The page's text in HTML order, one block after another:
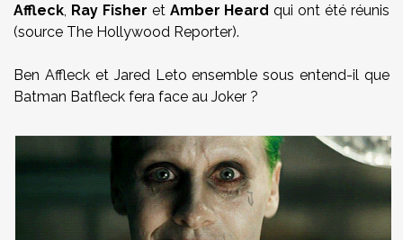
Affleck Ray Fisher et Amber Heard qui ont été réunis
(source The Hollywood Reporter).
Ben Affleck et Jared Leto ensemble sous entend-il que
Batman Batfleck fera face au Joker ?